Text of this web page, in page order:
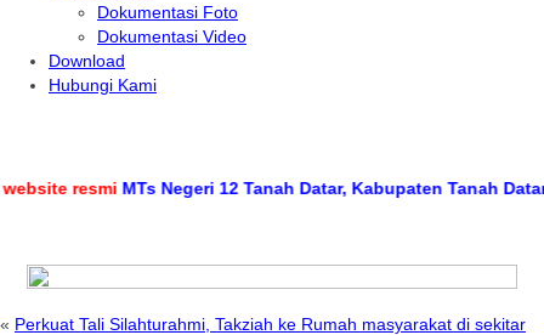
Dokumentasi Foto
Dokumentasi Video
Download
Hubungi Kami
resmi MTs Negeri 12 Tanah Datar, Kabupaten Tanah Datar,
« Perkuat Tali Silahturahmi, Takziah ke Rumah masyarakat di sekitar